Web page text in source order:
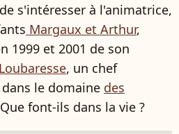
s'intéresser à l'animatrice,
Margaux et Arthur,
1999 et 2001 de son
, un chef
le domaine des
font-ils dans la vie ?